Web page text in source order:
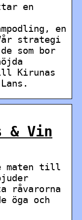
en
en
strategi
som bor
Kirunas
& Vin
maten till
råvarorna
öga och